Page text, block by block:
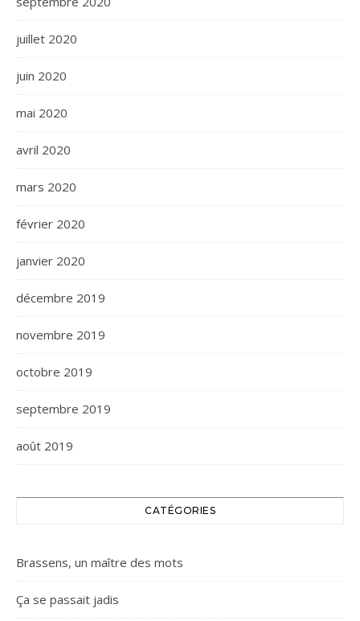
juillet 2020
juin 2020
mai 2020
avril 2020
mars 2020
février 2020
janvier 2020
décembre 2019
novembre 2019
octobre 2019
septembre 2019
août 2019
CATÉGORIES
Brassens, un maître des mots
Ça se passait jadis